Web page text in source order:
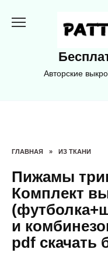
Авторские
ГЛАВНАЯ » ИЗ ТКАНИ
Пижамы
Комплект
и
pdf скачать